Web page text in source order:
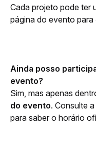
Cada projeto pode ter
página do evento para
Ainda posso
evento?
Sim, mas apenas
do evento. Consulte
para saber o horário